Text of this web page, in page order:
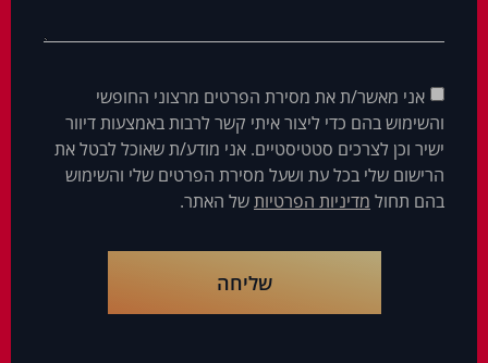
אני מאשר/ת את מסירת הפרטים מרצוני החופשי
והשימוש בהם כדי ליצור איתי קשר לרבות באמצעות דיוור
ישיר וכן לצרכים סטטיסטיים. אני מודע/ת שאוכל לבטל את
הרישום שלי בכל עת ושעל מסירת הפרטים שלי והשימוש
בהם תחול מדיניות הפרטיותשל האתר.
שליחה